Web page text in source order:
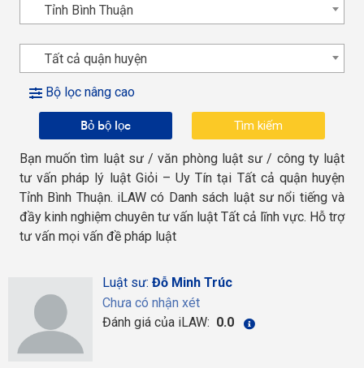
Tỉnh Bình Thuận
Tất cả quận huyện
Bộ lọc nâng cao
Bỏ bộ lọc
Bạn muốn tìm luật sư / văn phòng luật sư / công ty luật
tư vấn pháp lý luật Giỏi – Uy Tín tại Tất cả quận huyện
Tỉnh Bình Thuận. iLAW có Danh sách luật sư nổi tiếng và
đầy kinh nghiệm chuyên tư vấn luật Tất cả lĩnh vực. Hỗ trợ
tư vấn mọi vấn đề pháp luật
Luật sư: Đỗ Minh Trúc
Chưa có nhận xét
Đánh giá của iLAW: 0.0